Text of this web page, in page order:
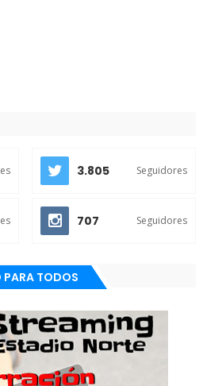
3.805 Seguidores
707 Seguidores
PARA TODOS